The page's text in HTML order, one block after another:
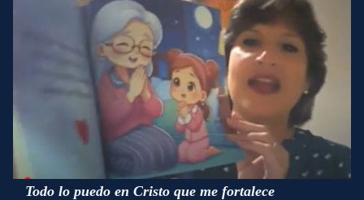
Todo lo puedo en Cristo que me fortalece